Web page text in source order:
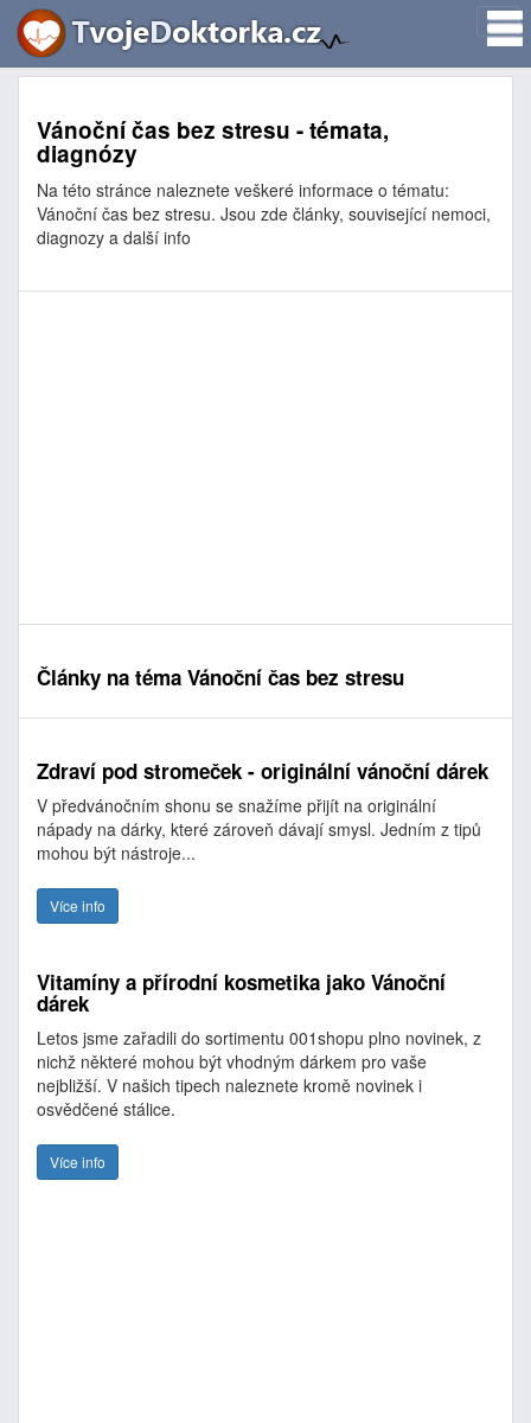
Vánoční čas bez stresu - témata,
diagnózy
Na této stránce naleznete veškeré informace o tématu:
Vánoční čas bez stresu. Jsou zde články, související nemoci,
diagnozy a další info
Články na téma Vánoční čas bez stresu
Zdraví pod stromeček - originální vánoční dárek
V předvánočním shonu se snažíme přijít na originální
nápady na dárky, které zároveň dávají smysl. Jedním z tipů
mohou být nástroje...
Více info
Vitamíny a přírodní kosmetika jako Vánoční
dárek
Letos jsme zařadili do sortimentu 001shopu plno novinek, z
nichž některé mohou být vhodným dárkem pro vaše
nejbližší. V našich tipech naleznete kromě novinek i
osvědčené stálice.
Více info